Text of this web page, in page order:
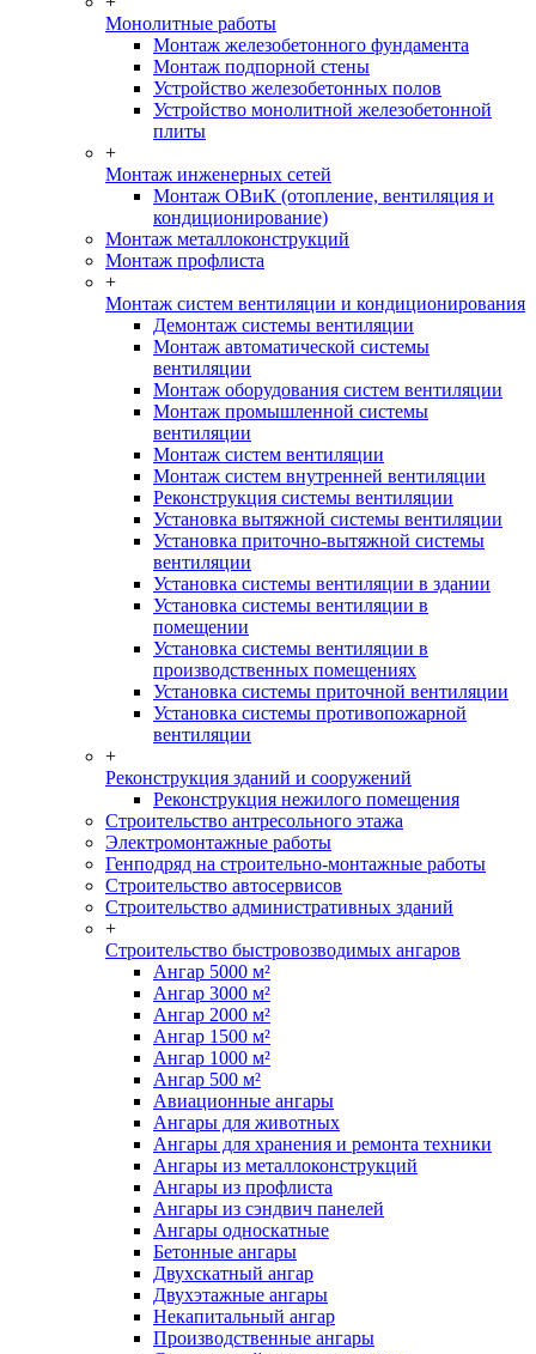
Монолитные работы
Монтаж железобетонного фундамента
Монтаж подпорной стены
Устройство железобетонных полов
Устройство монолитной железобетонной
плиты
+
Монтаж инженерных сетей
Монтаж ОВиК (отопление, вентиляция и
кондиционирование)
Монтаж металлоконструкций
Монтаж профлиста
+
Монтаж систем вентиляции и кондиционирования
Демонтаж системы вентиляции
Монтаж автоматической системы
вентиляции
Монтаж оборудования систем вентиляции
Монтаж промышленной системы
вентиляции
Монтаж систем вентиляции
Монтаж систем внутренней вентиляции
Реконструкция системы вентиляции
Установка вытяжной системы вентиляции
Установка приточно-вытяжной системы
вентиляции
Установка системы вентиляции в здании
Установка системы вентиляции в
помещении
Установка системы вентиляции в
производственных помещениях
Установка системы приточной вентиляции
Установка системы противопожарной
вентиляции
+
Реконструкция зданий и сооружений
Реконструкция нежилого помещения
Строительство антресольного этажа
Электромонтажные работы
Генподряд на строительно-монтажные работы
Строительство автосервисов
Строительство административных зданий
+
Строительство быстровозводимых ангаров
Ангар 5000 м²
Ангар 3000 м²
Ангар 2000 м²
Ангар 1500 м²
Ангар 1000 м²
Ангар 500 м²
Авиационные ангары
Ангары для животных
Ангары для хранения и ремонта техники
Ангары из металлоконструкций
Ангары из профлиста
Ангары из сэндвич панелей
Ангары односкатные
Бетонные ангары
Двухскатный ангар
Двухэтажные ангары
Некапитальный ангар
Производственные ангары